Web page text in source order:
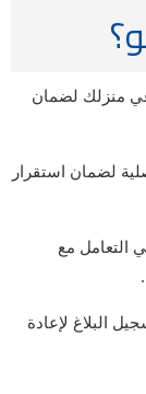
في منزلك لضمان
لضمان استقرار
التعامل مع
من تسجيل البلاغ لإعادة